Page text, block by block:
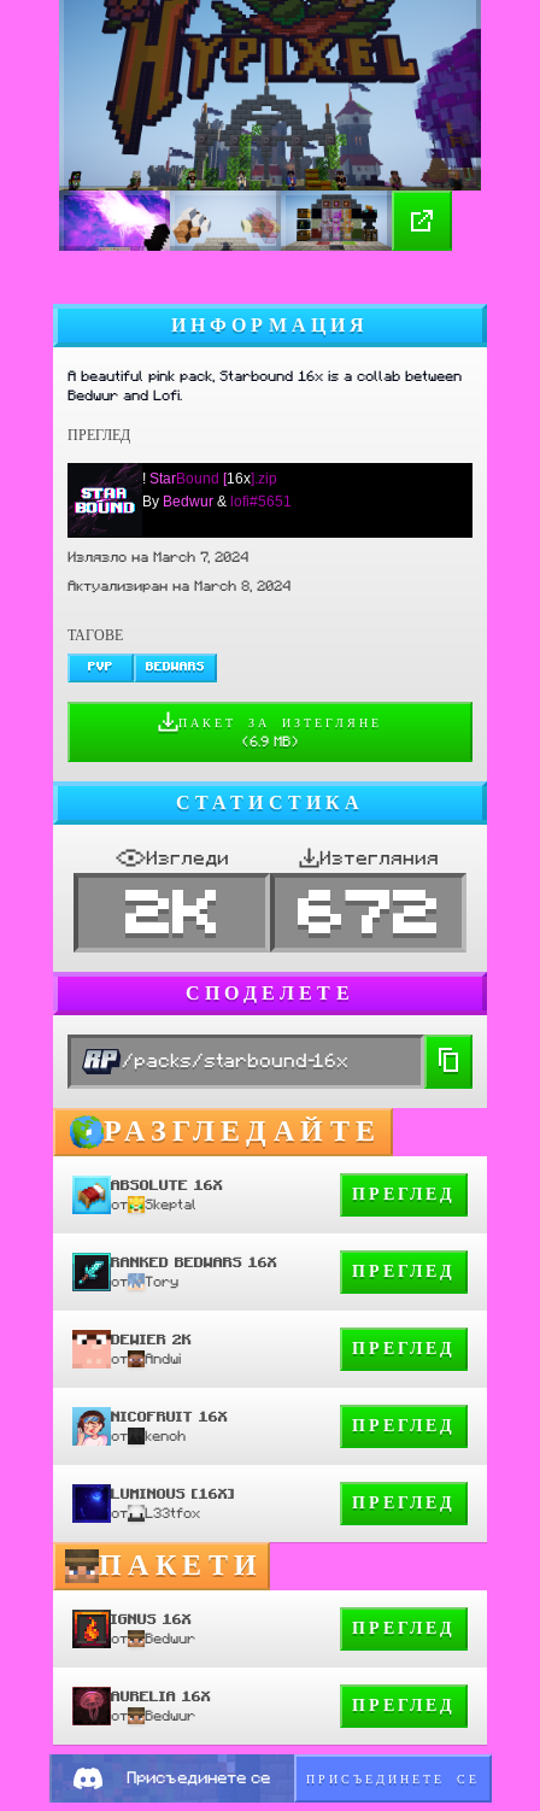
ИНФОРМАЦИЯ
A beautiful pink pack, Starbound 16x is a collab between
Bedwur and Lofi.
ПРЕГЛЕД
! StarBound [16x].zip
By Bedwur & lofi#5651
Излязло на March 7, 2024
Актуализиран на March 8, 2024
ТАГОВЕ
PVP BEDWARS
ПАКЕТ ЗА ИЗТЕГЛЯНЕ
(6.9 MB)
СТАТИСТИКА
Изгледи
2K
Изтегляния
672
СПОДЕЛЕТЕ
/packs/starbound-16x
РАЗГЛЕДАЙТЕ
ABSOLUTE 16X
от Skeptal
ПРЕГЛЕД
RANKED BEDWARS 16X
от Tory
ПРЕГЛЕД
DEWIER 2K
от Andwi
ПРЕГЛЕД
NICOFRUIT 16X
от kenoh
ПРЕГЛЕД
LUMINOUS [16X]
от L33tfox
ПРЕГЛЕД
ПАКЕТИ
IGNUS 16X
от Bedwur
ПРЕГЛЕД
AURELIA 16X
от Bedwur
ПРЕГЛЕД
Присъединете се ПРИСЪЕДИНЕТЕ СЕ